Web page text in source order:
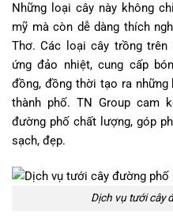
Những loại cây này không
mỹ mà còn dễ dàng thích
Thơ. Các loại cây trồng
ứng đảo nhiệt, cung cấp
đồng, đồng thời tạo ra những
thành phố. TN Group cam
đường phố chất lượng, góp
sạch, đẹp.
Dịch vụ tưới cây